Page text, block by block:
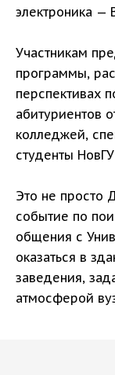
электроника —
Участникам
программы,
перспективах
абитуриентов
колледжей,
студенты
Это не просто
событие по
общения с
оказаться в
заведения,
атмосферой